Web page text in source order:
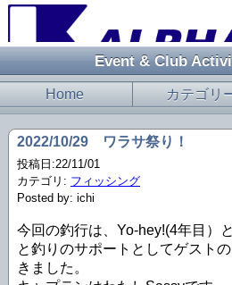
Event & Club
Home カテゴリ
2022/10/29 ワラサ祭り！
投稿日:22/11/01
カテゴリ: フィッシング
Posted by: ichi
今回の釣行は、Yo-hey!(4年目）
と釣りのサポートとしてゲスト
きました。